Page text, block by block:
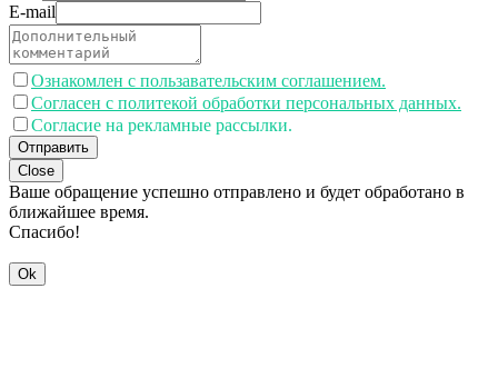
E-mail
Ознакомлен с пользавательским соглашением.
Согласен с политекой обработки персональных данных.
Согласие на рекламные рассылки.
Отправить
Close
Ваше обращение успешно отправлено и будет обработано в
ближайшее время.
Спасибо!
Ok